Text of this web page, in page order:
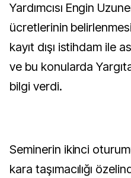
Yardımcısı Engin
ücretlerinin
kayıt dışı istihdam ile
ve bu konularda
bilgi verdi.
Seminerin ikinci
kara taşımacılığı